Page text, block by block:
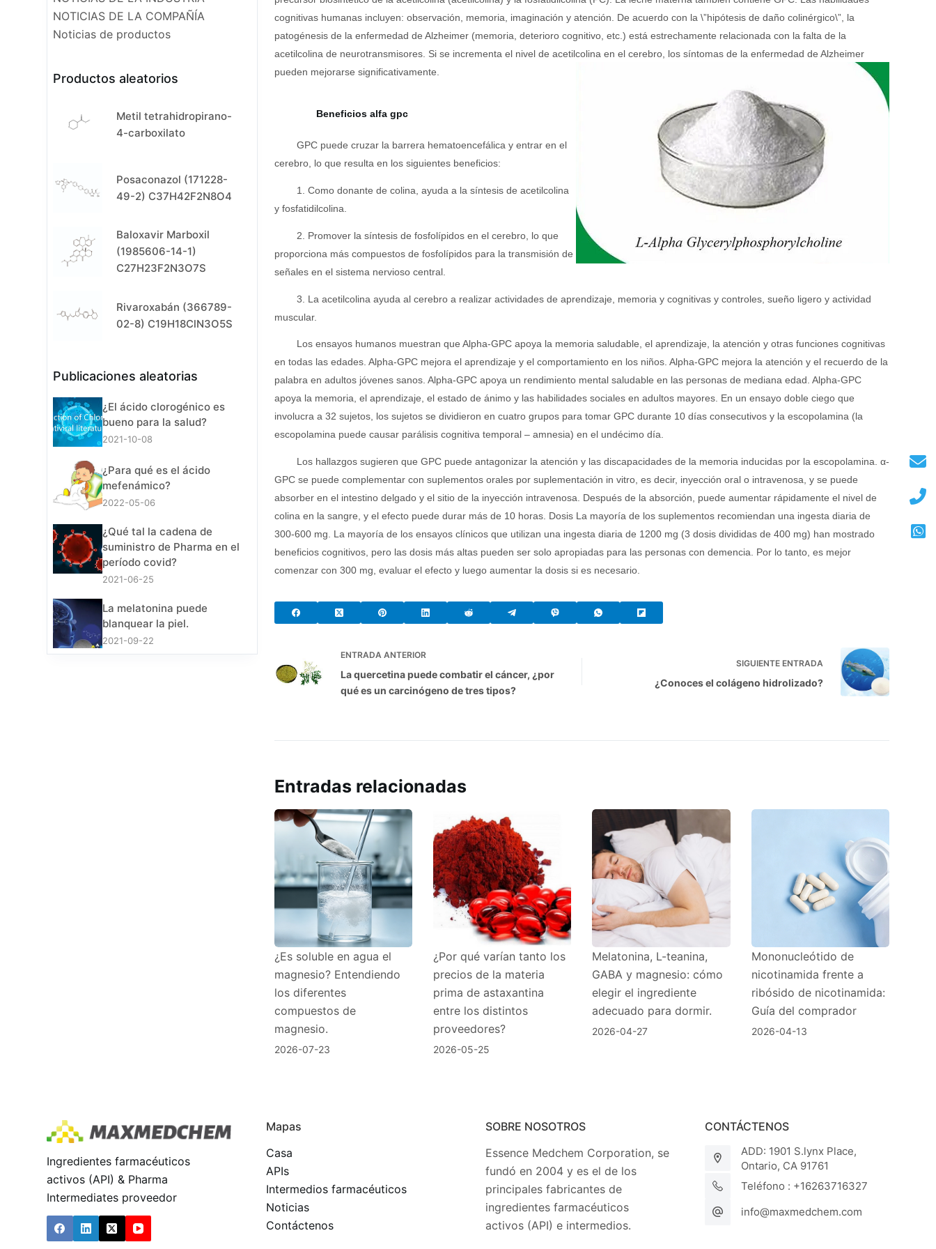
cognitivas humanas incluyen: observación, memoria, imaginación y atención. De acuerdo con la \”hipótesis de daño colinérgico\”, la
patogénesis de la enfermedad de Alzheimer (memoria, deterioro cognitivo, etc.) está estrechamente relacionada con la falta de la
acetilcolina de neurotransmisores. Si se incrementa el nivel de acetilcolina en el cerebro, los síntomas de la enfermedad de Alzheimer
pueden mejorarse significativamente.
Beneficios alfa gpc
GPC puede cruzar la barrera hematoencefálica y entrar en el
cerebro, lo que resulta en los siguientes beneficios:
1. Como donante de colina, ayuda a la síntesis de acetilcolina
y fosfatidilcolina.
2. Promover la síntesis de fosfolípidos en el cerebro, lo que
proporciona más compuestos de fosfolípidos para la transmisión de
señales en el sistema nervioso central.
3. La acetilcolina ayuda al cerebro a realizar actividades de aprendizaje, memoria y cognitivas y controles, sueño ligero y actividad
muscular.
Los ensayos humanos muestran que Alpha-GPC apoya la memoria saludable, el aprendizaje, la atención y otras funciones cognitivas
en todas las edades. Alpha-GPC mejora el aprendizaje y el comportamiento en los niños. Alpha-GPC mejora la atención y el recuerdo de la
palabra en adultos jóvenes sanos. Alpha-GPC apoya un rendimiento mental saludable en las personas de mediana edad. Alpha-GPC
apoya la memoria, el aprendizaje, el estado de ánimo y las habilidades sociales en adultos mayores. En un ensayo doble ciego que
involucra a 32 sujetos, los sujetos se dividieron en cuatro grupos para tomar GPC durante 10 días consecutivos y la escopolamina (la
escopolamina puede causar parálisis cognitiva temporal – amnesia) en el undécimo día.
Los hallazgos sugieren que GPC puede antagonizar la atención y las discapacidades de la memoria inducidas por la escopolamina. α-
GPC se puede complementar con suplementos orales por suplementación in vitro, es decir, inyección oral o intravenosa, y se puede
absorber en el intestino delgado y el sitio de la inyección intravenosa. Después de la absorción, puede aumentar rápidamente el nivel de
colina en la sangre, y el efecto puede durar más de 10 horas. Dosis La mayoría de los suplementos recomiendan una ingesta diaria de
300-600 mg. La mayoría de los ensayos clínicos que utilizan una ingesta diaria de 1200 mg (3 dosis divididas de 400 mg) han mostrado
beneficios cognitivos, pero las dosis más altas pueden ser solo apropiadas para las personas con demencia. Por lo tanto, es mejor
comenzar con 300 mg, evaluar el efecto y luego aumentar la dosis si es necesario.
ENTRADAANTERIOR
La quercetina puede combatir el cáncer, ¿por
qué es un carcinógeno de tres tipos?
SIGUIENTE ENTRADA
¿Conoces el colágeno hidrolizado?
Entradas relacionadas
¿Es soluble en agua el
magnesio? Entendiendo
los diferentes
compuestos de
magnesio.
2026-07-23
¿Por qué varían tanto los
precios de la materia
prima de astaxantina
entre los distintos
proveedores?
2026-05-25
Melatonina, L-teanina,
GABA y magnesio: cómo
elegir el ingrediente
adecuado para dormir.
2026-04-27
Mononucleótido de
nicotinamida frente a
ribósido de nicotinamida:
Guía del comprador
2026-04-13
NOTICIAS DE LA COMPAÑÍA
Noticias de productos
Productos aleatorios
Metil tetrahidropirano-
4-carboxilato
Posaconazol (171228-
49-2) C37H42F2N8O4
Baloxavir Marboxil
(1985606-14-1)
C27H23F2N3O7S
Rivaroxabán (366789-
02-8) C19H18ClN3O5S
Publicaciones aleatorias
¿El ácido clorogénico es
bueno para la salud?
2021-10-08
¿Para qué es el ácido
mefenámico?
2022-05-06
¿Qué tal la cadena de
suministro de Pharma en el
período covid?
2021-06-25
La melatonina puede
blanquear la piel.
2021-09-22
Ingredientes farmacéuticos
activos (API) & Pharma
Intermediates proveedor
Mapas
Casa
APIs
Intermedios farmacéuticos
Noticias
Contáctenos
SOBRE NOSOTROS
Essence Medchem Corporation, se
fundó en 2004 y es el de los
principales fabricantes de
ingredientes farmacéuticos
activos (API) e intermedios.
CONTÁCTENOS
ADD: 1901 S.lynx Place,
Ontario, CA 91761
Teléfono : +16263716327
info@maxmedchem.com